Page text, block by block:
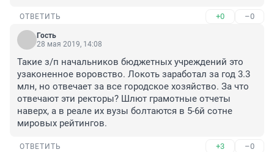
ОТВЕТИТЬ +0 –0
Гость
28 мая 2019, 14:08
Такие з/п начальников бюджетных учреждений это
узаконенное воровство. Локоть заработал за год 3.3
млн, но отвечает за все городское хозяйство. За что
отвечают эти ректоры? Шлют грамотные отчеты
наверх, а в реале их вузы болтаются в 5-6й сотне
мировых рейтингов.
ОТВЕТИТЬ +3 –0